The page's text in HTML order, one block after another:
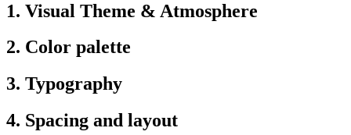
1. Visual Theme & Atmosphere
2. Color palette
3. Typography
4. Spacing and layout